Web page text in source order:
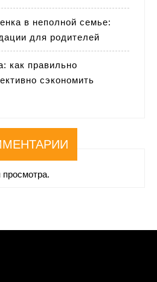
в неполной семье:
для родителей
как правильно
сэкономить